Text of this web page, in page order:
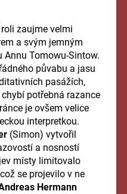
zaujme velmi
a svým jemným
Tomowu-Sintow.
půvabu a jasu
pasážích,
potřebná razance
je ovšem velice
interpretkou.
(Simon) vytvořil
a nosností
místy limitovalo
se projevilo v ne
Hermann